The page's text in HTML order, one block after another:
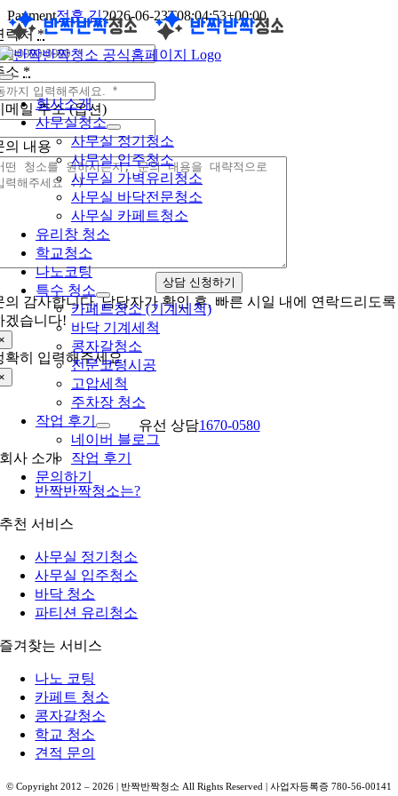
콘
텐
츠
로
건
너
기
Toggle
Navigation회사소개
사무실청소
사무실 정기청소
사무실 입주청소
사무실 가벽유리청소
사무실 바닥전문청소
사무실 카페트청소
유리창 청소
학교청소
나노코팅
특수 청소
카페트청소 (기계세척)
바닥 기계세척
콩자갈청소
전문코팅시공
고압세척
주차장 청소
작업 후기
네이버 블로그
작업 후기
문의하기
Payment정훈 김2026-06-23T08:04:53+00:00
락처*
소 *
메일 주소 (옵션)
의 내용
상담 신청하기
의 감사합니다. 담당자가 확인 후, 빠른 시일 내에 연락드리도록
겠습니다!
확히 입력해주세요.
유선 상담1670-0580
회사 소개
반짝반짝청소는?
추천 서비스
사무실 정기청소
사무실 입주청소
바닥 청소
파티션 유리청소
즐겨찾는 서비스
나노 코팅
카페트 청소
콩자갈청소
학교 청소
견적 문의
© Copyright 2012 – 2026 | 반짝반짝청소 All Rights Reserved | 사업자등록증 780-56-00141